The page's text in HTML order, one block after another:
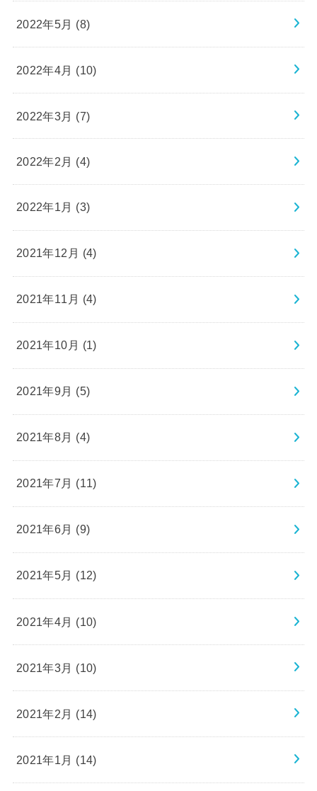
2022年5月 (8)
2022年4月 (10)
2022年3月 (7)
2022年2月 (4)
2022年1月 (3)
2021年12月 (4)
2021年11月 (4)
2021年10月 (1)
2021年9月 (5)
2021年8月 (4)
2021年7月 (11)
2021年6月 (9)
2021年5月 (12)
2021年4月 (10)
2021年3月 (10)
2021年2月 (14)
2021年1月 (14)